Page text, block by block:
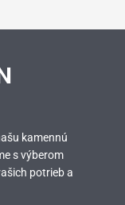
kamennú
s výberom
potrieb a